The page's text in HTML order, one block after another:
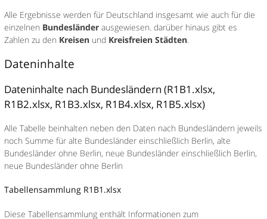
Alle Ergebnisse werden für Deutschland insgesamt wie auch für die
einzelnen Bundesländer ausgewiesen. darüber hinaus gibt es
Zahlen zu den Kreisen und Kreisfreien Städten.
Dateninhalte
Dateninhalte nach Bundesländern (R1B1.xlsx,
R1B2.xlsx, R1B3.xlsx, R1B4.xlsx, R1B5.xlsx)
Alle Tabelle beinhalten neben den Daten nach Bundesländern jeweils
noch Summe für alte Bundesländer einschließlich Berlin, alte
Bundesländer ohne Berlin, neue Bundesländer einschließlich Berlin,
neue Bundesländer ohne Berlin
Tabellensammlung R1B1.xlsx
Diese Tabellensammlung enthält Informationen zum